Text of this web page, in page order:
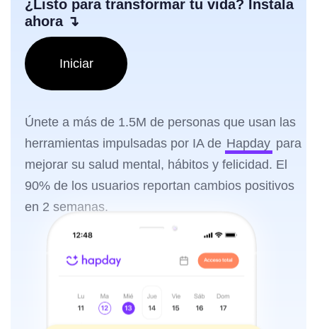
¿Listo para transformar tu vida? Instala
ahora ↴
Iniciar
Únete a más de 1.5M de personas que usan las
herramientas impulsadas por IA de Hapday para
mejorar su salud mental, hábitos y felicidad. El
90% de los usuarios reportan cambios positivos
en 2 semanas.